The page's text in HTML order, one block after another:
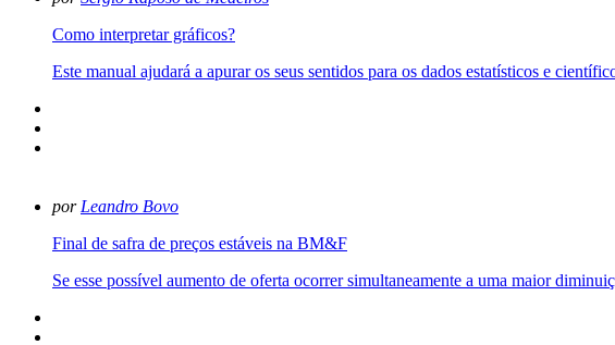
Como interpretar gráficos?
Este manual ajudará a apurar os seus sentidos para os dados estatísticos e
por Leandro Bovo
Final de safra de preços estáveis na BM&F
Se esse possível aumento de oferta ocorrer simultaneamente a uma maior